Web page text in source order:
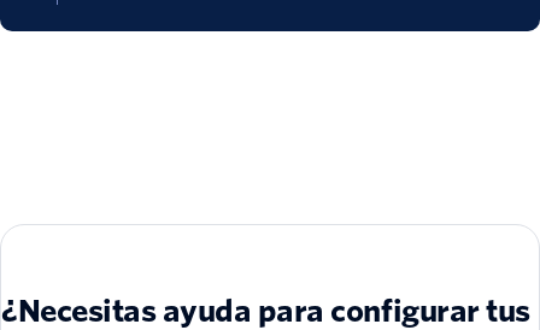
¿Necesitas ayuda para configurar tus